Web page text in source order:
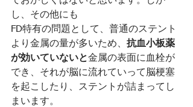
し、その他にも
FD特有の問題として、普通のステント
より金属の量が多いため、 抗血小板薬
が効いていないと金属の表面に血栓が
でき、それが脳に流れていって脳梗塞
を起こしたり、ステントが詰まってし
まいます。